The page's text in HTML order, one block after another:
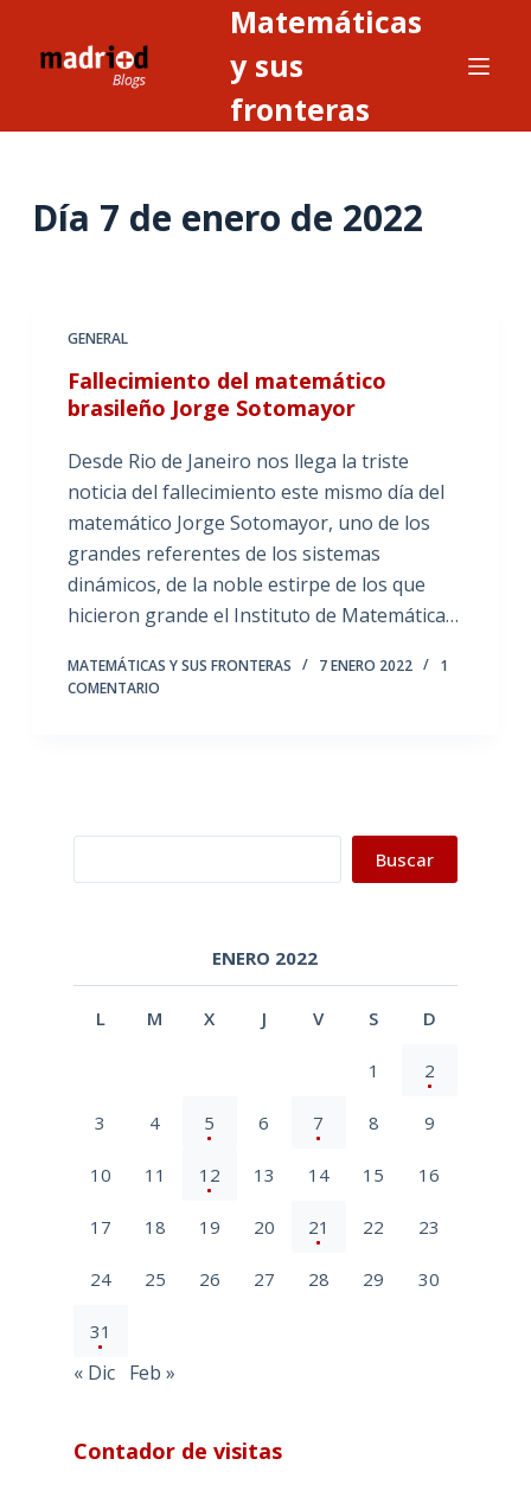
Matemáticas
y sus
fronteras
Día 7 de enero de 2022
GENERAL
Fallecimiento del matemático
brasileño Jorge Sotomayor
Desde Rio de Janeiro nos llega la triste
noticia del fallecimiento este mismo día del
matemático Jorge Sotomayor, uno de los
grandes referentes de los sistemas
dinámicos, de la noble estirpe de los que
hicieron grande el Instituto de Matemática…
MATEMÁTICAS Y SUS FRONTERAS 7 ENERO 2022
1
COMENTARIO
Buscar
ENERO 2022
L M X J V S D
1 2
3 4 5 6 7 8 9
10 11 12 13 14 15 16
17 18 19 20 21 22 23
24 25 26 27 28 29 30
31
« Dic Feb »
Contador de visitas